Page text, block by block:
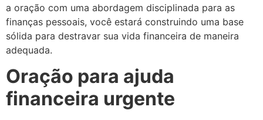
a oração com uma abordagem disciplinada para as
finanças pessoais, você estará construindo uma base
sólida para destravar sua vida financeira de maneira
adequada.
Oração para ajuda
financeira urgente